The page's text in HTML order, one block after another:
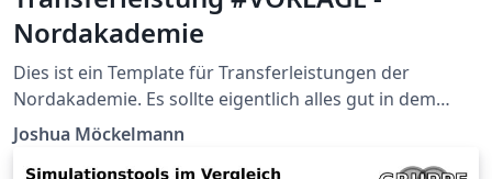
Nordakademie
Dies ist ein Template für Transferleistungen der
Nordakademie. Es sollte eigentlich alles gut in dem
Dokument erklärt werden, so dass ein leichter Einstieg
in die Welt von LaTeX ermöglicht wird.
Joshua Möckelmann